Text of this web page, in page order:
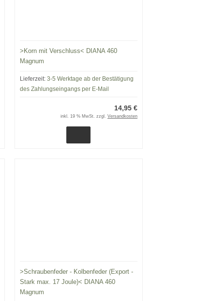
>Korn mit Verschluss< DIANA 460
Magnum
Lieferzeit: 3-5 Werktage ab der Bestätigung
des Zahlungseingangs per E-Mail
14,95 €
inkl. 19 % MwSt. zzgl. Versandkosten
>Schraubenfeder - Kolbenfeder (Export -
Stark max. 17 Joule)< DIANA 460
Magnum